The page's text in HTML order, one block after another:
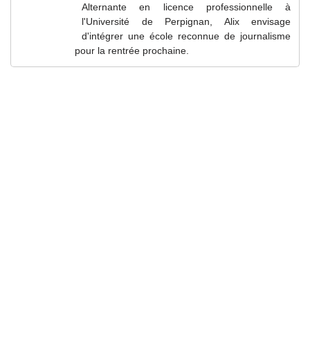
Alternante en licence professionnelle à
l'Université de Perpignan, Alix envisage
d'intégrer une école reconnue de journalisme
pour la rentrée prochaine.